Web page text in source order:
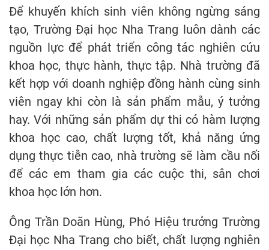
Để khuyến khích sinh viên không ngừng sáng
tạo, Trường Đại học Nha Trang luôn dành các
nguồn lực để phát triển công tác nghiên cứu
khoa học, thực hành, thực tập. Nhà trường đã
kết hợp với doanh nghiệp đồng hành cùng sinh
viên ngay khi còn là sản phẩm mẫu, ý tưởng
hay. Với những sản phẩm dự thi có hàm lượng
khoa học cao, chất lượng tốt, khả năng ứng
dụng thực tiễn cao, nhà trường sẽ làm cầu nối
để các em tham gia các cuộc thi, sân chơi
khoa học lớn hơn.
Ông Trần Doãn Hùng, Phó Hiệu trưởng Trường
Đại học Nha Trang cho biết, chất lượng nghiên